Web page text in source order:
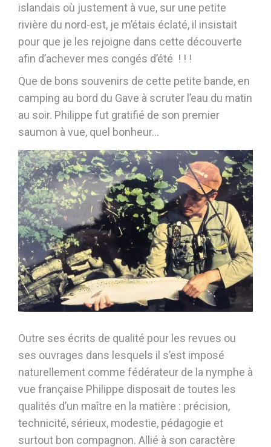
islandais où justement à vue, sur une petite
rivière du nord-est, je m’étais éclaté, il insistait
pour que je les rejoigne dans cette découverte
afin d’achever mes congés d’été ! ! !
Que de bons souvenirs de cette petite bande, en
camping au bord du Gave à scruter l’eau du matin
au soir. Philippe fut gratifié de son premier
saumon à vue, quel bonheur…
Outre ses écrits de qualité pour les revues ou
ses ouvrages dans lesquels il s’est imposé
naturellement comme fédérateur de la nymphe à
vue française Philippe disposait de toutes les
qualités d’un maître en la matière : précision,
technicité, sérieux, modestie, pédagogie et
surtout bon compagnon. Allié à son caractère